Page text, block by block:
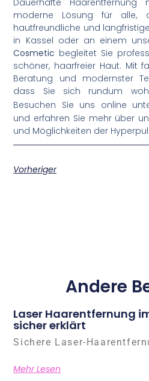
moderne Lösung für alle,
hautfreundliche und
in Kassel oder an einem
Cosmetic begleitet Sie
schöner, haarfreier Haut. Mit
Beratung und modernster
dass Sie sich rundum
Besuchen Sie uns online
und erfahren Sie mehr über
und Möglichkeiten der
Vorheriger
Andere
Laser Haarentfernung
sicher erklärt
Sichere Laser-
Mehr Lesen